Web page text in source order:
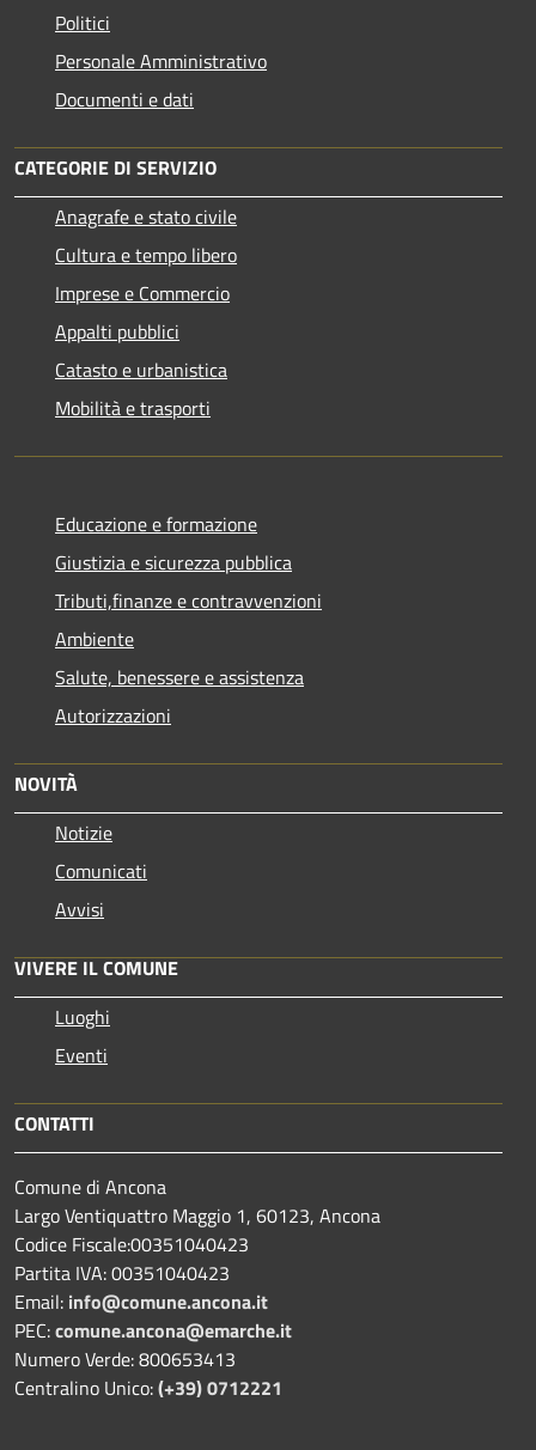
Politici
Personale Amministrativo
Documenti e dati
CATEGORIE DI SERVIZIO
Anagrafe e stato civile
Cultura e tempo libero
Imprese e Commercio
Appalti pubblici
Catasto e urbanistica
Mobilità e trasporti
Educazione e formazione
Giustizia e sicurezza pubblica
Tributi,finanze e contravvenzioni
Ambiente
Salute, benessere e assistenza
Autorizzazioni
NOVITÀ
Notizie
Comunicati
Avvisi
VIVERE IL COMUNE
Luoghi
Eventi
CONTATTI
Comune di Ancona
Largo Ventiquattro Maggio 1, 60123, Ancona
Codice Fiscale:00351040423
Partita IVA: 00351040423
Email: info@comune.ancona.it
PEC:comune.ancona@emarche.it
Numero Verde: 800653413
Centralino Unico:(+39) 0712221